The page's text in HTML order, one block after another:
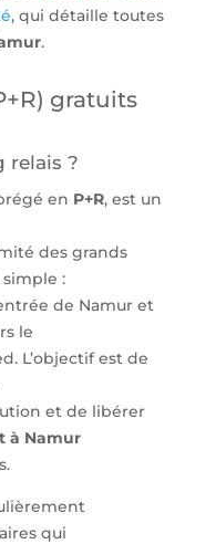
, qui détaille toutes
.
gratuits
relais ?
en P+R, est un
des grands
:
de Namur et
le
L’objectif est de
et de libérer
à Namur
qui